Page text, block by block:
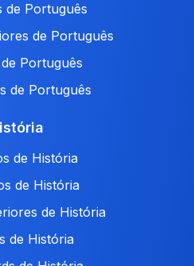
de Português
de Português
Português
de Português
de História
de História
de História
de História